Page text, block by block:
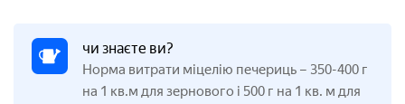
чи знаєте ви?
Норма витрати міцелію печериць – 350-400 г
на 1 кв.м для зернового і 500 г на 1 кв. м для